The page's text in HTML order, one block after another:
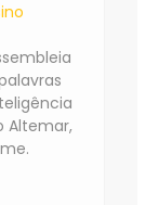
Altemar,